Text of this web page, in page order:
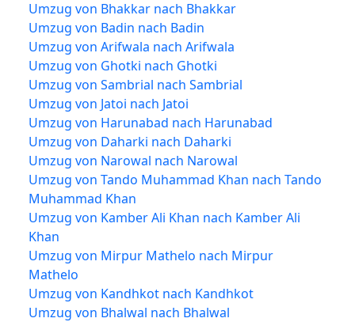
Umzug von Bhakkar nach Bhakkar
Umzug von Badin nach Badin
Umzug von Arifwala nach Arifwala
Umzug von Ghotki nach Ghotki
Umzug von Sambrial nach Sambrial
Umzug von Jatoi nach Jatoi
Umzug von Harunabad nach Harunabad
Umzug von Daharki nach Daharki
Umzug von Narowal nach Narowal
Umzug von Tando Muhammad Khan nach Tando
Muhammad Khan
Umzug von Kamber Ali Khan nach Kamber Ali
Khan
Umzug von Mirpur Mathelo nach Mirpur
Mathelo
Umzug von Kandhkot nach Kandhkot
Umzug von Bhalwal nach Bhalwal